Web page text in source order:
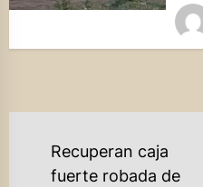
NAVEGACIÓN
Recuperan caja
fuerte robada de